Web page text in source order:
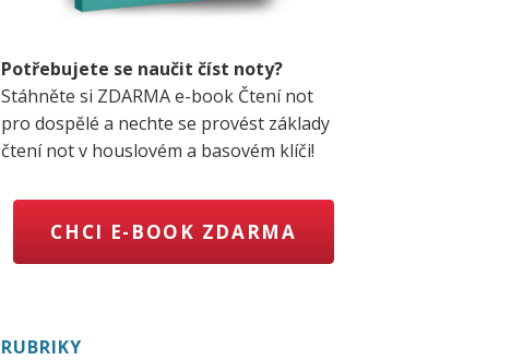
Potřebujete se naučit číst noty?
Stáhněte si ZDARMA e-book Čtení not
pro dospělé a nechte se provést základy
čtení not v houslovém a basovém klíči!
CHCI E-BOOK ZDARMA
RUBRIKY